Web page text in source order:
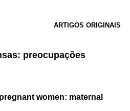
ARTIGOS ORIGINAIS
preocupações
women: maternal